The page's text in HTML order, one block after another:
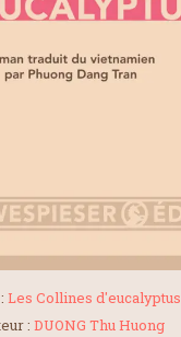
Les Collines d'eucalyptus
: DUONG Thu Huong